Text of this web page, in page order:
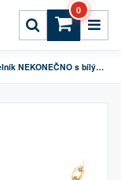
0
MINET Pozlacený stříbrný náhrdelník NEKONEČNO s bílými zirkony